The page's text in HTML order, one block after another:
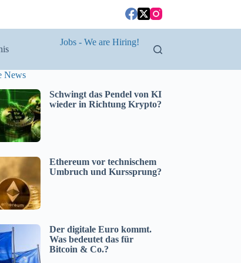
Jobs - We are Hiring!
News
Schwingt das Pendel von KI
wieder in Richtung Krypto?
Ethereum vor technischem
Umbruch und Kurssprung?
Der digitale Euro kommt.
Was bedeutet das für
Bitcoin & Co.?